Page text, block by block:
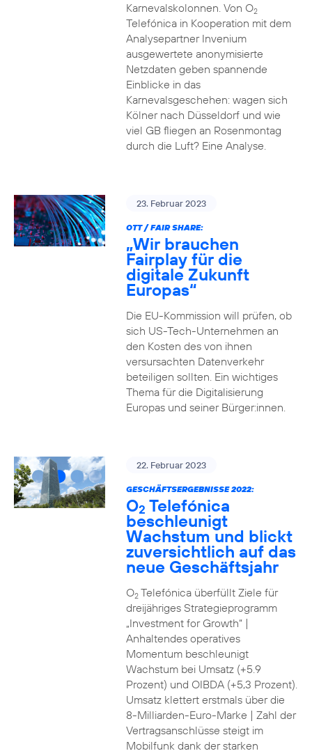
Karnevalskolonnen. Von O2
Telefónica in Kooperation mit dem
Analysepartner Invenium
ausgewertete anonymisierte
Netzdaten geben spannende
Einblicke in das
Karnevalsgeschehen: wagen sich
Kölner nach Düsseldorf und wie
viel GB fliegen an Rosenmontag
durch die Luft? Eine Analyse.
23. Februar 2023
OTT / FAIR SHARE:
„Wir brauchen
Fairplay für die
digitale Zukunft
Europas“
Die EU-Kommission will prüfen, ob
sich US-Tech-Unternehmen an
den Kosten des von ihnen
versursachten Datenverkehr
beteiligen sollten. Ein wichtiges
Thema für die Digitalisierung
Europas und seiner Bürger:innen.
22. Februar 2023
GESCHÄFTSERGEBNISSE 2022:
O2 Telefónica
beschleunigt
Wachstum und blickt
zuversichtlich auf das
neue Geschäftsjahr
O2Telefónica überfüllt Ziele für
dreijähriges Strategieprogramm
„Investment for Growth“ |
Anhaltendes operatives
Momentum beschleunigt
Wachstum bei Umsatz (+5.9
Prozent) und OIBDA (+5,3 Prozent).
Umsatz klettert erstmals über die
8-Milliarden-Euro-Marke | Zahl der
Vertragsanschlüsse steigt im
Mobilfunk dank der starken